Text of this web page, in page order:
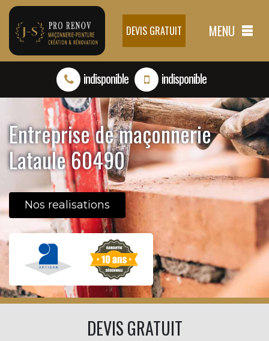
DEVIS GRATUIT MENU
indisponible indisponible
Entreprise de maçonnerie
Lataule 60490
Nos realisations
DEVIS GRATUIT